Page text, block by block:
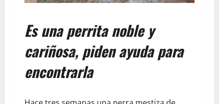
Es una perrita noble y
cariñosa, piden ayuda para
encontrarla